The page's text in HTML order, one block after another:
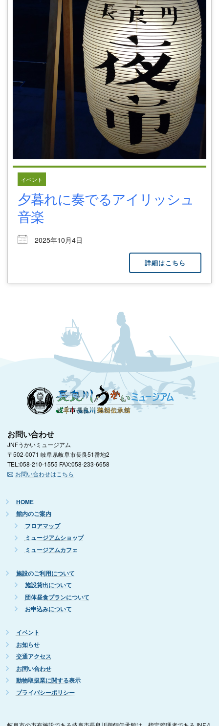
イベント
夕暮れに奏でるアイリッシュ
音楽
2025年10月4日
詳細はこちら
お問い合わせ
JNFうかいミュージアム
〒502-0071 岐阜県岐阜市長良51番地2
TEL:058-210-1555 FAX:058-233-6658
お問い合わせはこちら
HOME
館内のご案内
フロアマップ
ミュージアムショップ
ミュージアムカフェ
施設のご利用について
施設貸出について
団体昼食プランについて
お申込みについて
イベント
お知らせ
交通アクセス
お問い合わせ
動物取扱業に関する表示
プライバシーポリシー